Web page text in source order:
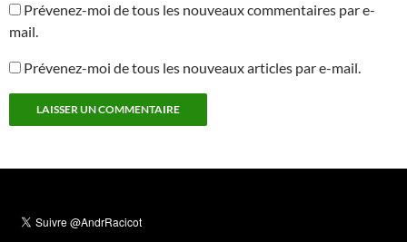
Prévenez-moi de tous les nouveaux commentaires par e-
mail.
Prévenez-moi de tous les nouveaux articles par e-mail.